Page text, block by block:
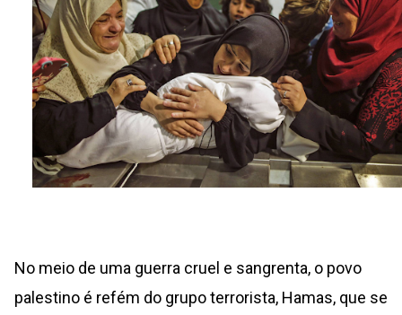
No meio de uma guerra cruel e sangrenta, o povo
palestino é refém do grupo terrorista, Hamas, que se